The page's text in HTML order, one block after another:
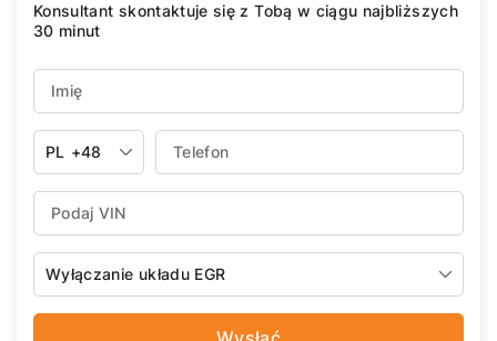
Konsultant skontaktuje się z Tobą w ciągu najbliższych
30 minut
PL +48
Wyłączanie układu EGR